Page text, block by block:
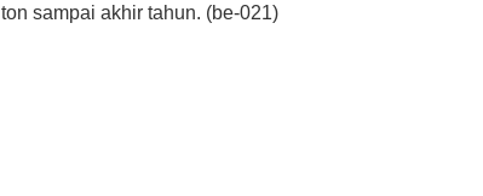
ton sampai akhir tahun. (be-021)